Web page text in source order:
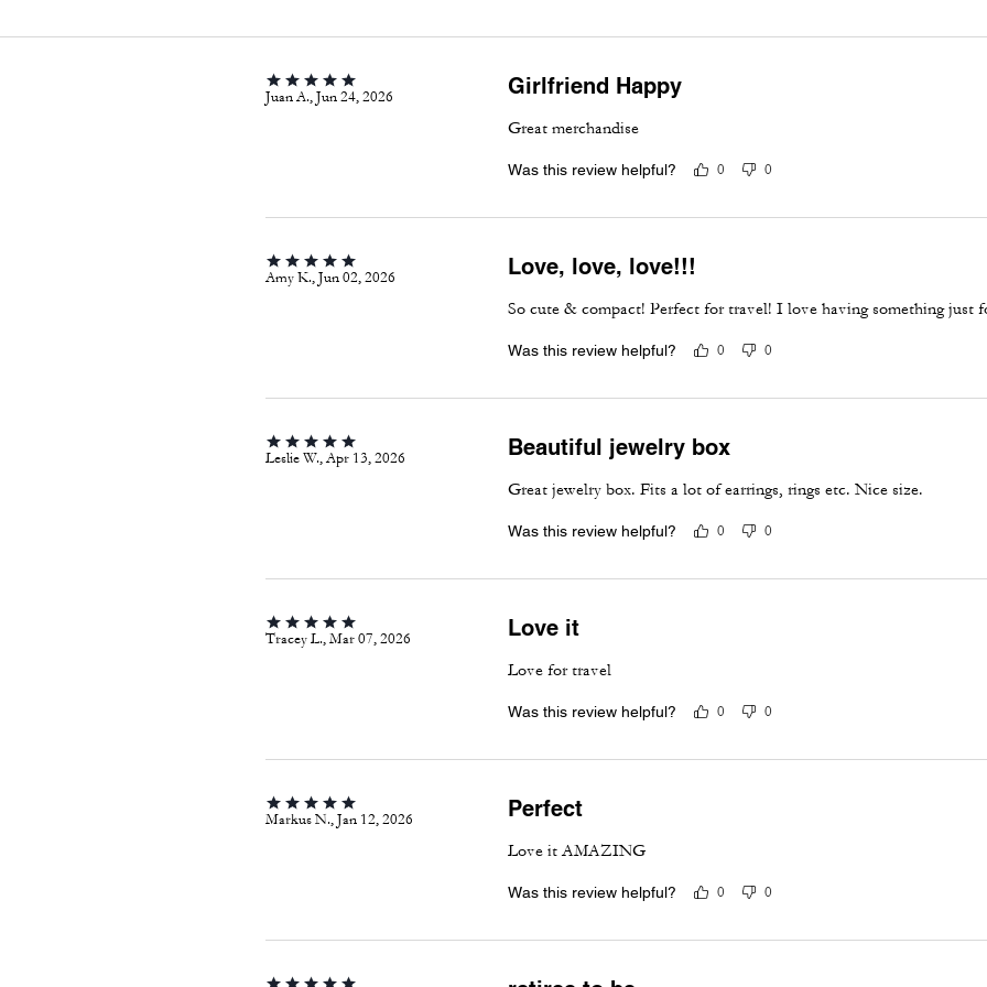
Juan A., Jun 24, 2026 Girlfriend Happy
Great merchandise
Was this review helpful? 0 0
Amy K., Jun 02, 2026 Love, love, love!!!
So cute & compact! Perfect for travel! I love having something just
Was this review helpful? 0 0
Leslie W., Apr 13, 2026 Beautiful jewelry box
Great jewelry box. Fits a lot of earrings, rings etc. Nice size.
Was this review helpful? 0 0
Tracey L., Mar 07, 2026 Love it
Love for travel
Was this review helpful? 0 0
Markus N., Jan 12, 2026 Perfect
Love it AMAZING
Was this review helpful? 0 0